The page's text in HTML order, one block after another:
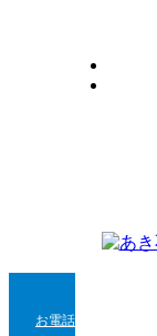
お電話